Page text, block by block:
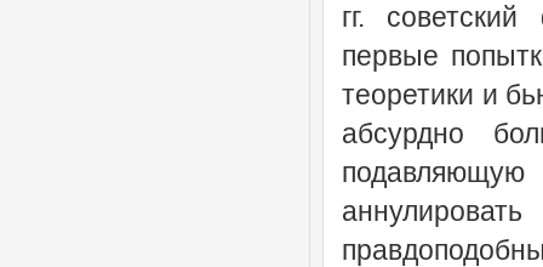
гг.
первые
теоретики и
абсурдно